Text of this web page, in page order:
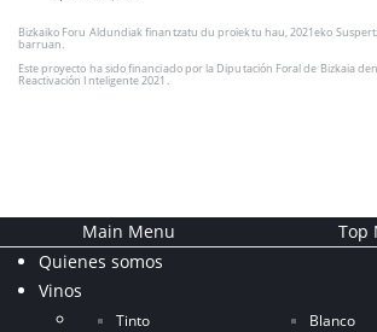
Bizkaiko Foru Aldundiak finantzatu du proiektu hau, 2021eko
barruan.
Este proyecto ha sido financiado por la Diputación Foral de Bizkaia
Reactivación Inteligente 2021.
Main Menu
Top
Quienes somos
Vinos
Tinto
Blanco